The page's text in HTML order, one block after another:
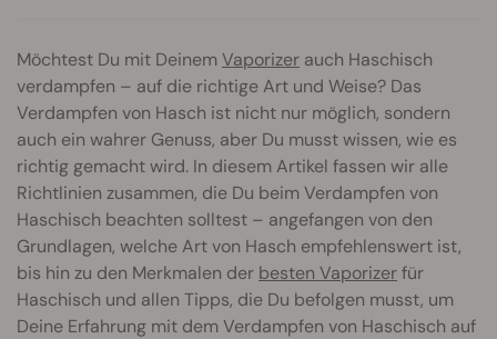
Möchtest Du mit DeinemVaporizer auch Haschisch
verdampfen – auf die richtige Art und Weise? Das
Verdampfen von Hasch ist nicht nur möglich, sondern
auch ein wahrer Genuss, aber Du musst wissen, wie es
richtig gemacht wird. In diesem Artikel fassen wir alle
Richtlinien zusammen, die Du beim Verdampfen von
Haschisch beachten solltest – angefangen von den
Grundlagen, welche Art von Hasch empfehlenswert ist,
bis hin zu den Merkmalen der besten Vaporizerfür
Haschisch und allen Tipps, die Du befolgen musst, um
Deine Erfahrung mit dem Verdampfen von Haschisch auf